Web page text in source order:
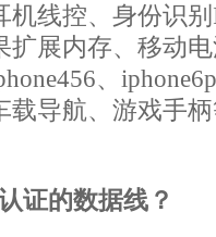
机线控、身份识
扩展内存、移动
、
载导航、游戏手
证的数据线？